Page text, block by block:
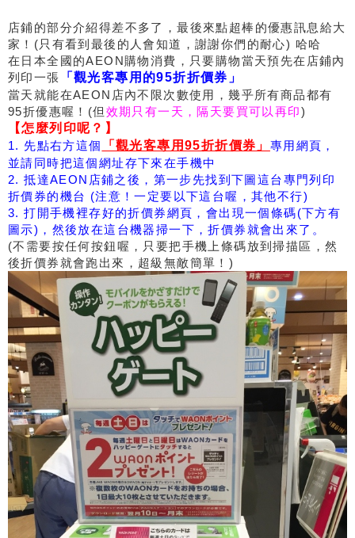
店鋪的部分介紹得差不多了，最後來點超棒的優惠訊息給大
家！(只有看到最後的人會知道，謝謝你們的耐心) 哈哈
在日本全國的AEON購物消費，只要購物當天預先在店鋪內
列印一張 「觀光客專用的95折折價券」
當天就能在AEON店內不限次數使用，幾乎所有商品都有
95折優惠喔！(但 效期只有一天，隔天要買可以再印)
【怎麼列印呢？】
1. 先點右方這個
「觀光客專用95折折價券」 專用網頁，
並請同時把這個網址存下來在手機中
2. 抵達AEON店鋪之後，第一步先找到下圖這台專門列印
折價券的機台 (注意！一定要以下這台喔，其他不行)
3. 打開手機裡存好的折價券網頁，會出現一個條碼(下方有
圖示)，然後放在這台機器掃一下，折價券就會出來了。
(不需要按任何按鈕喔，只要把手機上條碼放到掃描區，然
後折價券就會跑出來，超級無敵簡單！)